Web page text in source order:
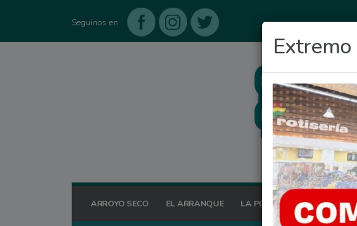
Seguinos en
ARROYO SECO EL ARRANQUE LA POSTA HOY OCIO